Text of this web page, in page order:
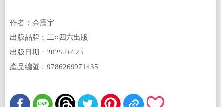
作者：余震宇
出版品牌：二○四六出版
出版日期：2025-07-23
產品編號：9786269971435